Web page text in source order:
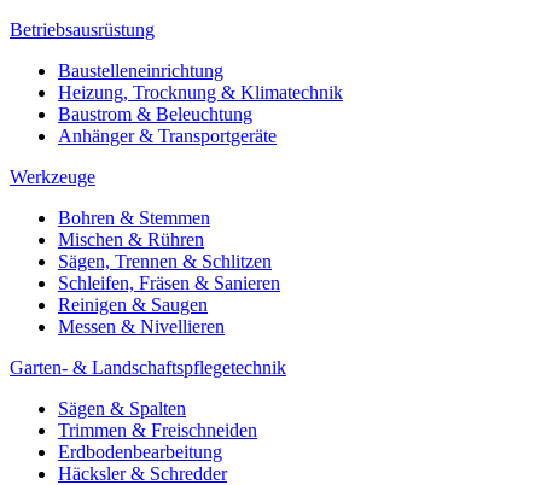
Betriebsausrüstung
Baustelleneinrichtung
Heizung, Trocknung & Klimatechnik
Baustrom & Beleuchtung
Anhänger & Transportgeräte
Werkzeuge
Bohren & Stemmen
Mischen & Rühren
Sägen, Trennen & Schlitzen
Schleifen, Fräsen & Sanieren
Reinigen & Saugen
Messen & Nivellieren
Garten- & Landschaftspflegetechnik
Sägen & Spalten
Trimmen & Freischneiden
Erdbodenbearbeitung
Häcksler & Schredder